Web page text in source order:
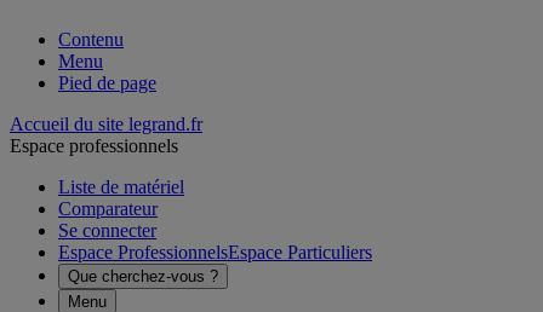
Contenu
Menu
Pied de page
Accueil du site legrand.fr
Espace professionnels
Liste de matériel
Comparateur
Se connecter
Espace ProfessionnelsEspace Particuliers
Que cherchez-vous ?
Menu